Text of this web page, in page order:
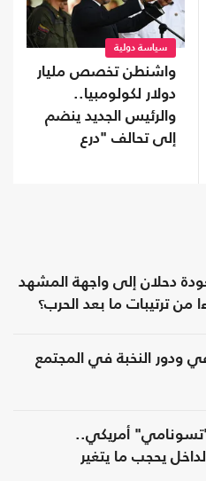
سياسة دولية
واشنطن تخصص مليار
دولار لكولومبيا..
والرئيس الجديد ينضم
إلى تحالف "درع
دحلان إلى واجهة المشهد
من ترتيبات ما بعد الحرب؟
ودور النخبة في المجتمع
"تسونامي" أمريكي..
يحجب ما يتغير